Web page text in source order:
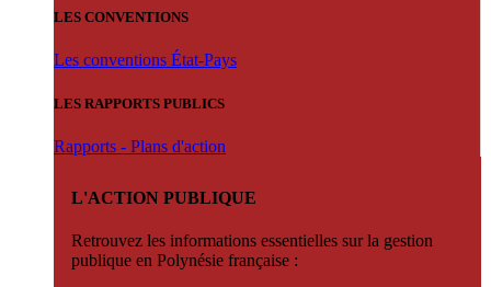
LES CONVENTIONS
Les conventions État-Pays
LES RAPPORTS PUBLICS
Rapports - Plans d'action
L'ACTION PUBLIQUE
Retrouvez les informations essentielles sur la gestion
publique en Polynésie française :